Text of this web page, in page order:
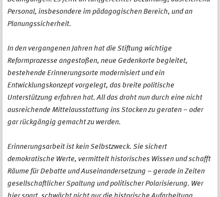
Personal, insbesondere im pädagogischen Bereich, und an
Planungssicherheit.
In den vergangenen Jahren hat die Stiftung wichtige
Reformprozesse angestoßen, neue Gedenkorte begleitet,
bestehende Erinnerungsorte modernisiert und ein
Entwicklungskonzept vorgelegt, das breite politische
Unterstützung erfahren hat. All das droht nun durch eine nicht
ausreichende Mittelausstattung ins Stocken zu geraten – oder
gar rückgängig gemacht zu werden.
Erinnerungsarbeit ist kein Selbstzweck. Sie sichert
demokratische Werte, vermittelt historisches Wissen und schafft
Räume für Debatte und Auseinandersetzung – gerade in Zeiten
gesellschaftlicher Spaltung und politischer Polarisierung. Wer